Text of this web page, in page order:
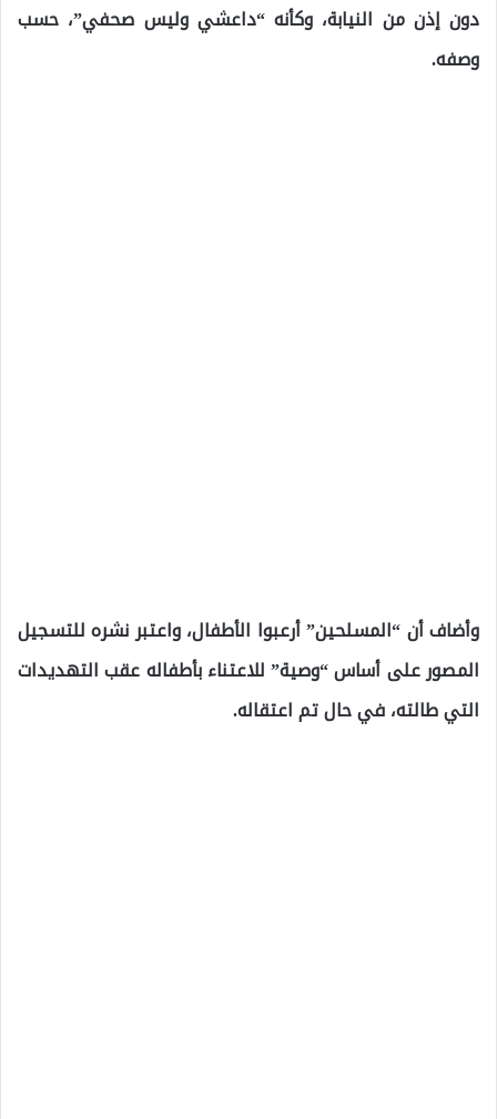
دون إذن من النيابة، وكأنه “داعشي وليس صحفي”، حسب
وصفه.
وأضاف أن “المسلحين” أرعبوا الأطفال، واعتبر نشره للتسجيل
المصور على أساس “وصية” للاعتناء بأطفاله عقب التهديدات
التي طالته، في حال تم اعتقاله.